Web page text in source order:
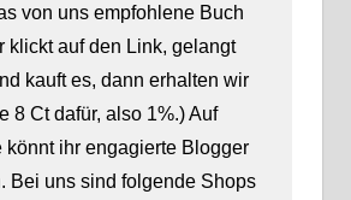
von uns empfohlene Buch
klickt auf den Link, gelangt
kauft es, dann erhalten wir
8 Ct dafür, also 1%.) Auf
könnt ihr engagierte Blogger
Bei uns sind folgende Shops